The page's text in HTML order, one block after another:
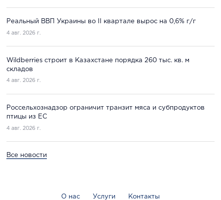
Реальный ВВП Украины во II квартале вырос на 0,6% г/г
4 авг. 2026 г.
Wildberries строит в Казахстане порядка 260 тыс. кв. м
складов
4 авг. 2026 г.
Россельхознадзор ограничит транзит мяса и субпродуктов
птицы из ЕС
4 авг. 2026 г.
Все новости
О нас Услуги Контакты